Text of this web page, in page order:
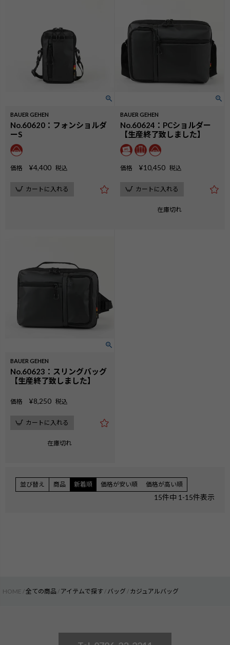
BAUER GEHEN
No.60620：フォンショルダ
ーS
価格 ¥4,400 税込
カートに入れる
BAUER GEHEN
No.60624：PCショルダー
【生産終了致しました】
価格 ¥10,450 税込
カートに入れる
在庫切れ
BAUER GEHEN
No.60623：スリングバッグ
【生産終了致しました】
価格 ¥8,250 税込
カートに入れる
在庫切れ
並び替え 商品 新着順 価格が安い順 価格が高い順
15件中 1 -15件表示
HOME 全ての商品 アイテムで探す バッグ カジュアルバッグ